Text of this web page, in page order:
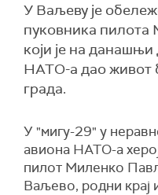
У Ваљеву је
пуковника
који је на
НАТО-а дао живот
града.
У "мигу-29" у
авиона НАТО-а
пилот Миленко
Ваљево, родни крај